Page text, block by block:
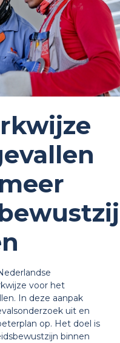
voor het
In deze aanpak
uit en
op. Het doel is
binnen